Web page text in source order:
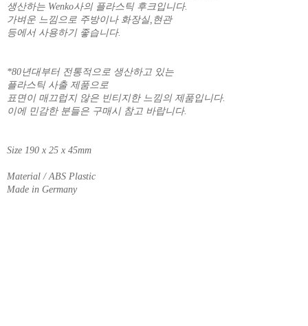
생산하는 Wenko사의 플라스틱 후크입니다.
가벼운 느낌으로 주방이나 화장실,현관
등에서 사용하기 좋습니다.
*80년대부터 전통적으로 생산하고 있는
플라스틱 사출 제품으로
표면이 매끄럽지 않은 빈티지한 느낌의 제품입니다.
이에 민감한 분들은 구매시 참고 바랍니다.
Size 190 x 25 x 45mm
Material / ABS Plastic
Made in Germany